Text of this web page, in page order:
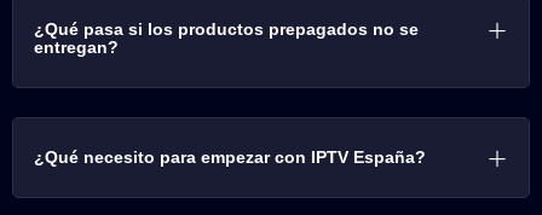
¿Qué pasa si los productos prepagados no se
entregan?
¿Qué necesito para empezar con IPTV España?